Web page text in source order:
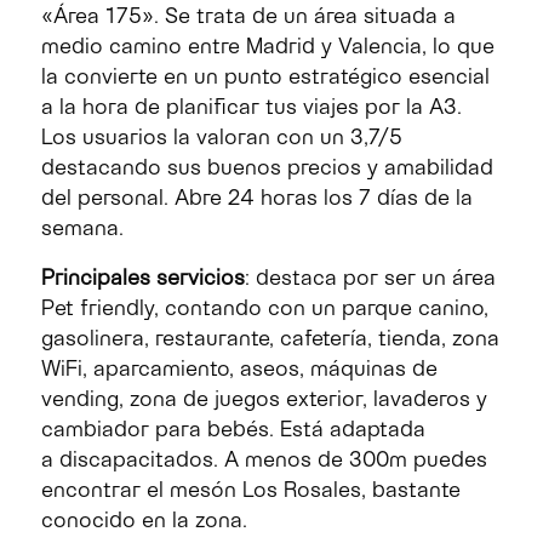
«Área 175». Se trata de un área situada a
medio camino entre Madrid y Valencia, lo que
la convierte en un punto estratégico esencial
a la hora de planificar tus viajes por la A3.
Los usuarios la valoran con un 3,7/5
destacando sus buenos precios y amabilidad
del personal. Abre 24 horas los 7 días de la
semana.
Principales servicios: destaca por ser un área
Pet friendly, contando con un parque canino,
gasolinera, restaurante, cafetería, tienda, zona
WiFi, aparcamiento, aseos, máquinas de
vending, zona de juegos exterior, lavaderos y
cambiador para bebés. Está adaptada
a discapacitados. A menos de 300m puedes
encontrar el mesón Los Rosales, bastante
conocido en la zona.